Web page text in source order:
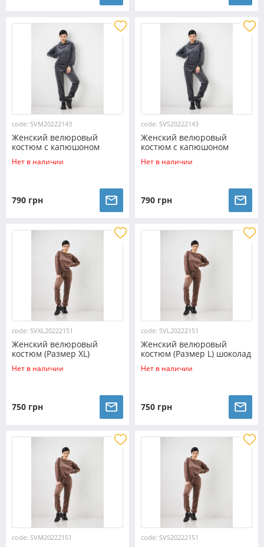
code: SVM20222143
Женский велюровый
костюм с капюшоном
(Размер M) графитовый
№20222143
Нет в наличии
790 грн
code: SVS20222143
Женский велюровый
костюм с капюшоном
(Размер S) графитовый
№20222143
Нет в наличии
790 грн
code: SVXL20222151
Женский велюровый
костюм (Размер XL)
шоколад №20222151
Нет в наличии
750 грн
code: SVL20222151
Женский велюровый
костюм (Размер L) шоколад
№20222151
Нет в наличии
750 грн
code: SVM20222151 code: SVS20222151